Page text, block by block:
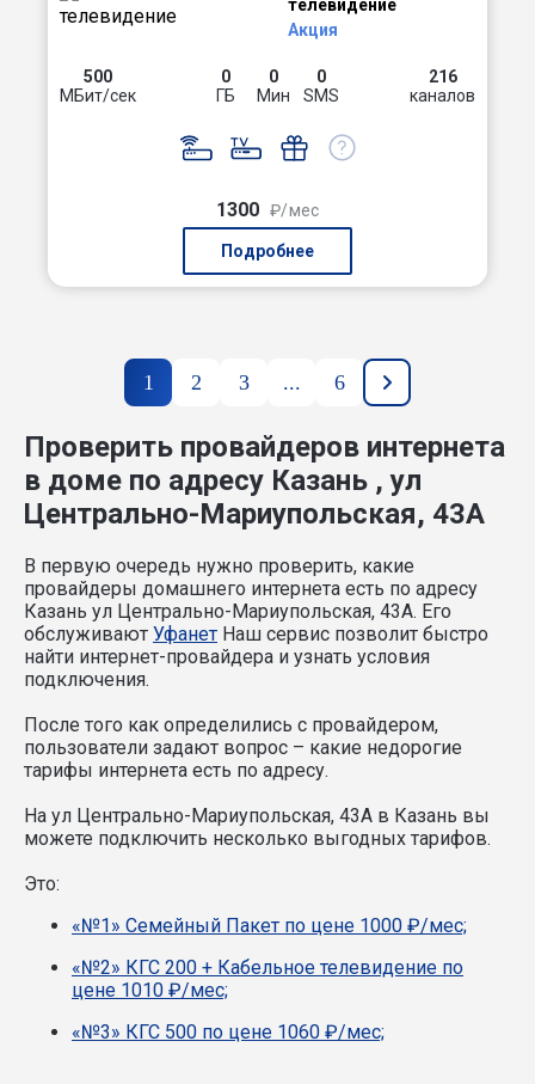
телевидение
Акция
500
МБит/сек
0
ГБ
0
Мин
0
SMS
216
каналов
1300 ₽/мес
Подробнее
1 2 3 ... 6
Проверить провайдеров интернета
в доме по адресу Казань , ул
Центрально-Мариупольская, 43А
В первую очередь нужно проверить, какие
провайдеры домашнего интернета есть по адресу
Казань ул Центрально-Мариупольская, 43А. Его
обслуживают Уфанет Наш сервис позволит быстро
найти интернет-провайдера и узнать условия
подключения.
После того как определились с провайдером,
пользователи задают вопрос – какие недорогие
тарифы интернета есть по адресу.
На ул Центрально-Мариупольская, 43А в Казань вы
можете подключить несколько выгодных тарифов.
Это:
«№1» Семейный Пакет по цене 1000 ₽/мес;
«№2» КГС 200 + Кабельное телевидение по
цене 1010 ₽/мес;
«№3» КГС 500 по цене 1060 ₽/мес;